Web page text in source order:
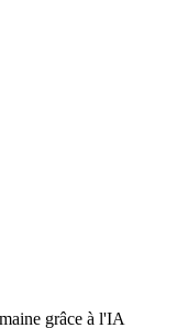
grâce à l'IA